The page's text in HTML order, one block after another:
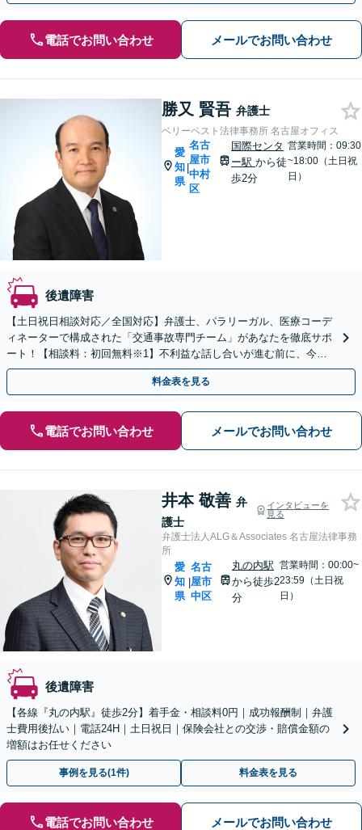
電話でお問い合わせ メールでお問い合わせ
勝又 賢吾 弁護士
ベリーベスト法律事務所 名古屋オフィス
愛
知
県
|
名古
屋市
中村
区
国際センタ
ー駅から徒
歩2分
営業時間：09:30
~18:00（土日祝
日）
後遺障害
【土日祝日相談対応／全国対応】弁護士、パラリーガル、医療コーデ
ィネーターで構成された「交通事故専門チーム」があなたを徹底サポ
ート！【相談料：初回無料※1】不利益な話し合いが進む前に、今す
ぐ相談！
料金表を見る
電話でお問い合わせ メールでお問い合わせ
井本 敬善 弁
護士
インタビューを
見る
弁護士法人ALG＆Associates 名古屋法律事務
所
愛
知
県
|
名古
屋市
中区
丸の内駅
から徒歩2
分
営業時間：00:00~
23:59（土日祝
日）
後遺障害
【各線『丸の内駅』徒歩2分】着手金・相談料0円｜成功報酬制｜弁護
士費用後払い｜電話24H｜土日祝日｜保険会社との交渉・賠償金額の
増額はお任せください
事例を見る(1件) 料金表を見る
電話でお問い合わせ メールでお問い合わせ